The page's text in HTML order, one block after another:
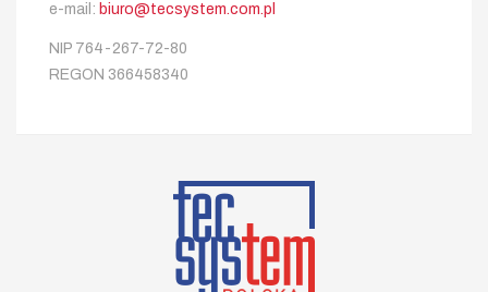
e-mail: biuro@tecsystem.com.pl
NIP 764-267-72-80
REGON 366458340